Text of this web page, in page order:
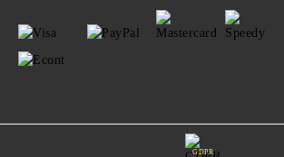
GDPR